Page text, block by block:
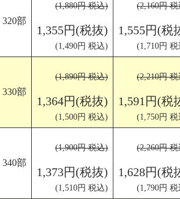
320部
(1,880円 税込)
1,355円(税抜)
(1,490円 税込)
(2,160円
1,555円(税
(1,710円
330部
(1,890円 税込)
1,364円(税抜)
(1,500円 税込)
(2,210円
1,591円(税
(1,750円
340部
(1,900円 税込)
1,373円(税抜)
(1,510円 税込)
(2,260円
1,628円(税
(1,790円